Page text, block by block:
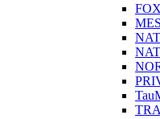
FOX